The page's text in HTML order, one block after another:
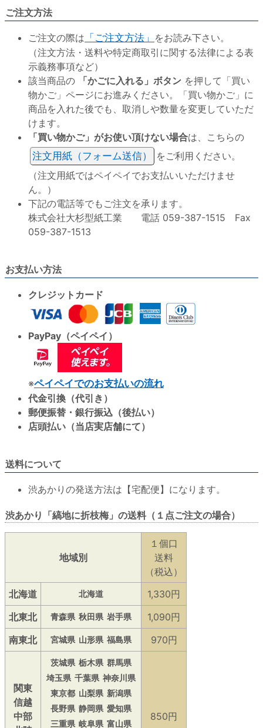
ご注文方法
ご注文の際は 「ご注文方法」 をお読み下さい。
（注文方法・送料や特定商取引に関する法律による表
示義務事項など）
該当商品の
「かごに入れる」ボタン を押して「買い
物かご」ページにお進みください。「買い物かご」に
商品を入れた後でも、取消しや数量を変更していただ
けます。
「買い物かご」がお使い頂けない場合は、こちらの
注文用紙（フォーム送信）
をご利用ください。
（注文用紙ではペイペイでお支払いいただけませ
ん。）
下記の電話等でもご注文を承ります。
株式会社大杉型紙工業 電話 059-387-1515 Fax
059-387-1513
お支払い方法
クレジットカード
PayPay（ペイペイ）
※ペイペイでのお支払いの流れ
代金引換（代引き）
郵便振替・銀行振込（後払い）
店頭払い（当店実店舗にて）
送料について
渋あかりの発送方法は【宅配便】になります。
渋あかり「縞地に折枝梅」の送料（１点ご注文の場合）
地域別
１個口
送料
（税込）
北海道
北海道
1,330円
北東北
青森県 秋田県 岩手県
1,090円
南東北
宮城県 山形県 福島県 970円
関東
信越
中部
茨城県 栃木県 群馬県
埼玉県 千葉県 神奈川県
東京都 山梨県 新潟県
長野県 静岡県 愛知県
三重県 岐阜県 富山県
850円